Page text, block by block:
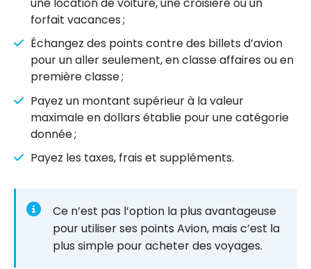
forfait vacances ;
Échangez des points contre des billets d’avion
pour un aller seulement, en classe affaires ou en
première classe ;
Payez un montant supérieur à la valeur
maximale en dollars établie pour une catégorie
donnée ;
Payez les taxes, frais et suppléments.
Ce n’est pas l’option la plus avantageuse
pour utiliser ses points Avion, mais c’est la
plus simple pour acheter des voyages.